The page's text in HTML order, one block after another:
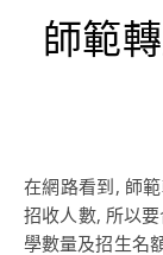
師範
在網路看到, 師範轉型, 要升格成教育大學, 但是轉型後要減少
招收人數, 所以
學數量及招生名